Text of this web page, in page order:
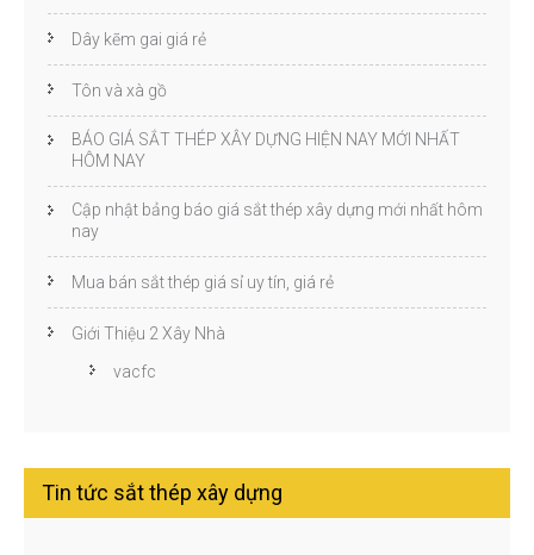
Dây kẽm gai giá rẻ
Tôn và xà gồ
BÁO GIÁ SẮT THÉP XÂY DỰNG HIỆN NAY MỚI NHẤT
HÔM NAY
Cập nhật bảng báo giá sắt thép xây dựng mới nhất hôm
nay
Mua bán sắt thép giá sỉ uy tín, giá rẻ
Giới Thiệu 2 Xây Nhà
vacfc
Tin tức sắt thép xây dựng